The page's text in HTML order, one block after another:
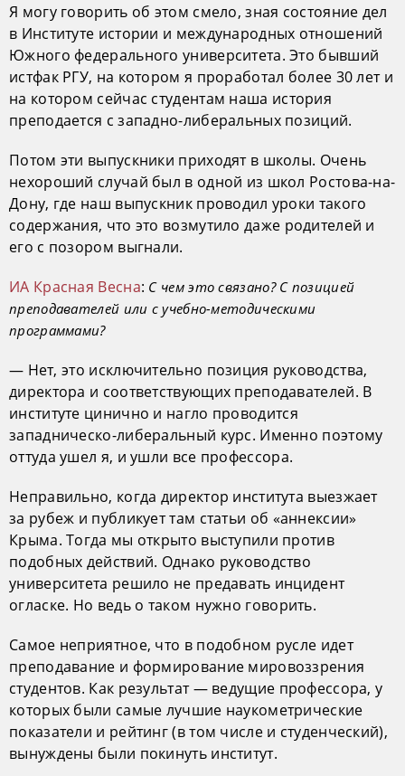
Я могу говорить об этом смело, зная состояние дел
в Институте истории и международных отношений
Южного федерального университета. Это бывший
истфак РГУ, на котором я проработал более 30 лет и
на котором сейчас студентам наша история
преподается с западно-либеральных позиций.
Потом эти выпускники приходят в школы. Очень
нехороший случай был в одной из школ Ростова-на-
Дону, где наш выпускник проводил уроки такого
содержания, что это возмутило даже родителей и
его с позором выгнали.
ИА Красная Весна: С чем это связано? С позицией
преподавателей или с учебно-методическими
программами?
— Нет, это исключительно позиция руководства,
директора и соответствующих преподавателей. В
институте цинично и нагло проводится
западническо-либеральный курс. Именно поэтому
оттуда ушел я, и ушли все профессора.
Неправильно, когда директор института выезжает
за рубеж и публикует там статьи об «аннексии»
Крыма. Тогда мы открыто выступили против
подобных действий. Однако руководство
университета решило не предавать инцидент
огласке. Но ведь о таком нужно говорить.
Самое неприятное, что в подобном русле идет
преподавание и формирование мировоззрения
студентов. Как результат — ведущие профессора, у
которых были самые лучшие наукометрические
показатели и рейтинг (в том числе и студенческий),
вынуждены были покинуть институт.